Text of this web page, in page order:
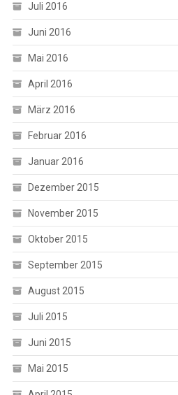
Juli 2016
Juni 2016
Mai 2016
April 2016
März 2016
Februar 2016
Januar 2016
Dezember 2015
November 2015
Oktober 2015
September 2015
August 2015
Juli 2015
Juni 2015
Mai 2015